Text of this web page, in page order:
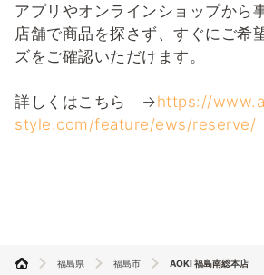
アプリやオンラインショップから
店舗で商品を探さず、すぐにご希
ズをご確認いただけます。
詳しくはこちら →https://
style.com/feature/ews/reserve/
福島県 福島市 AOKI 福島南総本店